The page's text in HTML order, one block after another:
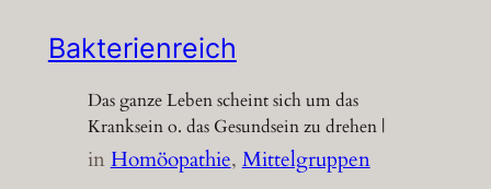
Bakterienreich
Das ganze Leben scheint sich um das
Kranksein o. das Gesundsein zu drehen |
inHomöopathie, Mittelgruppen